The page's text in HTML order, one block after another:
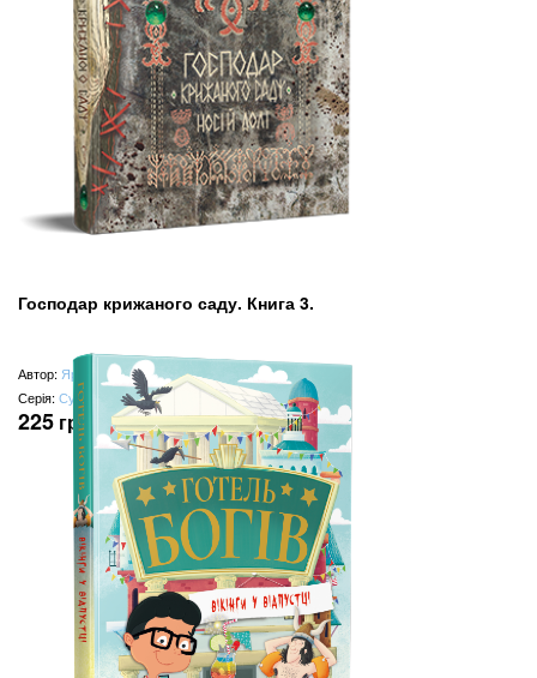
Господар крижаного саду. Книга 3.
Автор: Ярослав Ґжендович
Серія:Сузір’я світів
225 грн (замість450грн)